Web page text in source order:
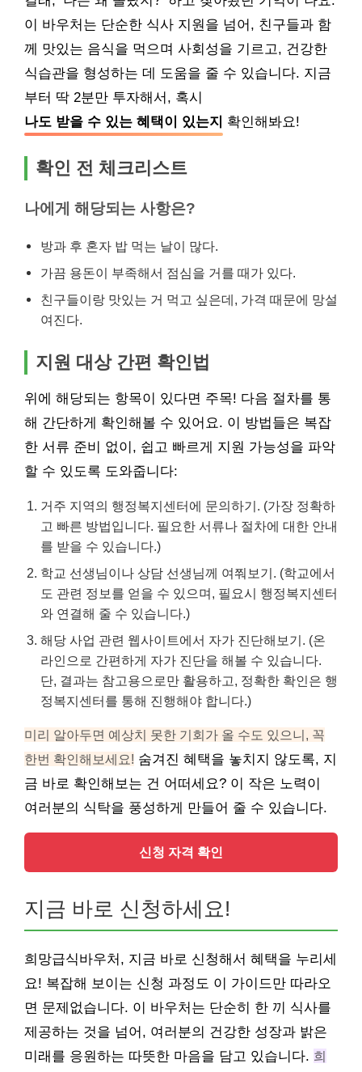
이 바우처는 단순한 식사 지원을 넘어, 친구들과 함
께 맛있는 음식을 먹으며 사회성을 기르고, 건강한
식습관을 형성하는 데 도움을 줄 수 있습니다. 지금
부터 딱 2분만 투자해서, 혹시
나도 받을 수 있는 혜택이 있는지 확인해봐요!
확인 전 체크리스트
나에게 해당되는 사항은?
방과 후 혼자 밥 먹는 날이 많다.
가끔 용돈이 부족해서 점심을 거를 때가 있다.
친구들이랑 맛있는 거 먹고 싶은데, 가격 때문에 망설
여진다.
지원 대상 간편 확인법
위에 해당되는 항목이 있다면 주목! 다음 절차를 통
해 간단하게 확인해볼 수 있어요. 이 방법들은 복잡
한 서류 준비 없이, 쉽고 빠르게 지원 가능성을 파악
할 수 있도록 도와줍니다:
거주 지역의 행정복지센터에 문의하기. (가장 정확하
고 빠른 방법입니다. 필요한 서류나 절차에 대한 안내
를 받을 수 있습니다.)
학교 선생님이나 상담 선생님께 여쭤보기. (학교에서
도 관련 정보를 얻을 수 있으며, 필요시 행정복지센터
와 연결해 줄 수 있습니다.)
해당 사업 관련 웹사이트에서 자가 진단해보기. (온
라인으로 간편하게 자가 진단을 해볼 수 있습니다.
단, 결과는 참고용으로만 활용하고, 정확한 확인은 행
정복지센터를 통해 진행해야 합니다.)
미리 알아두면 예상치 못한 기회가 올 수도 있으니, 꼭
한번 확인해보세요! 숨겨진 혜택을 놓치지 않도록, 지
금 바로 확인해보는 건 어떠세요? 이 작은 노력이
여러분의 식탁을 풍성하게 만들어 줄 수 있습니다.
신청 자격 확인
지금 바로 신청하세요!
희망급식바우처, 지금 바로 신청해서 혜택을 누리세
요! 복잡해 보이는 신청 과정도 이 가이드만 따라오
면 문제없습니다. 이 바우처는 단순히 한 끼 식사를
제공하는 것을 넘어, 여러분의 건강한 성장과 밝은
미래를 응원하는 따뜻한 마음을 담고 있습니다. 희